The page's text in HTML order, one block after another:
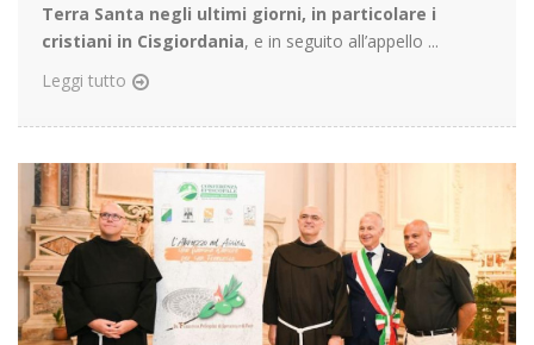
Terra Santa negli ultimi giorni, in particolare i
cristiani in Cisgiordania, e in seguito all’appello ...
Leggi tutto